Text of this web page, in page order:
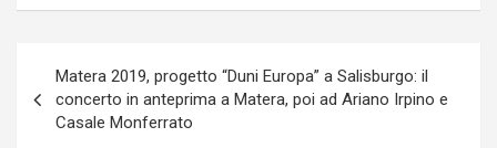
articoli
Matera 2019, progetto “Duni Europa” a Salisburgo: il
concerto in anteprima a Matera, poi ad Ariano Irpino e
Casale Monferrato